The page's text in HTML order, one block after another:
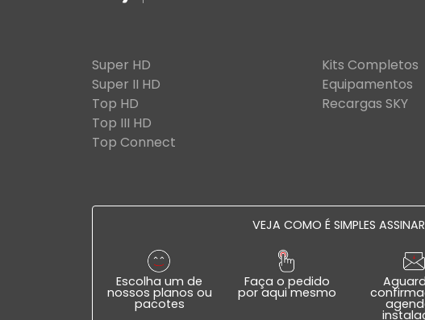
Super HD
Super II HD
Top HD
Top III HD
Top Connect
Kits Completos
Equipamentos
Recargas SKY
VEJA COMO É SIMPLES
Escolha um de
nossos planos ou
pacotes
Faça o pedido
por aqui mesmo